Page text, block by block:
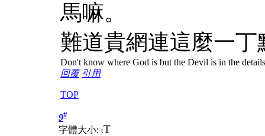
馬嘛。
難道貴網連這麼一
Don't know where God is but the Devil is in the details
回覆 引用
TOP
9#
字體大小: tT